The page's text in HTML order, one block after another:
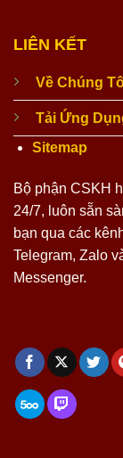
LIÊN KẾT
Về Chúng
Tải Ứng
Sitemap
Bộ phận CSKH
24/7, luôn sẵn
bạn qua các
Telegram, Zalo
Messenger.